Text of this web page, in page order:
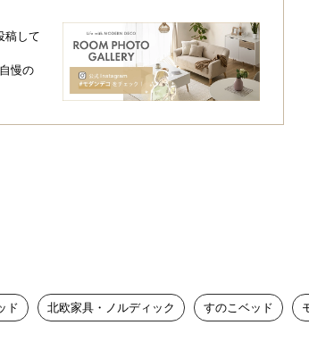
稿して
慢の
ド 北欧家具・ノルディック すのこベッド